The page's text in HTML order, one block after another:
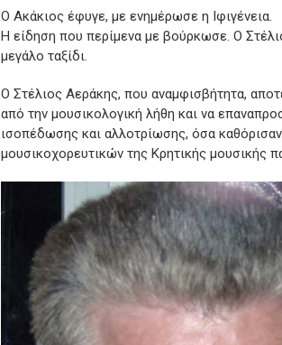
Ο Ακάκιος έφυγε, με ενημέρωσε η Ιφιγένεια.
Η είδηση που περίμενα με βούρκωσε. Ο
μεγάλο ταξίδι.
Ο Στέλιος Αεράκης, που αναμφισβήτητα,
από την μουσικολογική λήθη και να
ισοπέδωσης και αλλοτρίωσης, όσα
μουσικοχορευτικών της Κρητικής μουσικής